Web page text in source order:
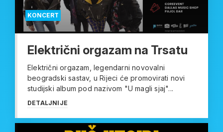
KONCERT
Električni orgazam na Trsatu
Električni orgazam, legendarni novovalni
beogradski sastav, u Rijeci će promovirati novi
studijski album pod nazivom "U magli sjaj"...
DETALJNIJE